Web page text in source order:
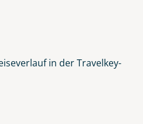
in der Travelkey-